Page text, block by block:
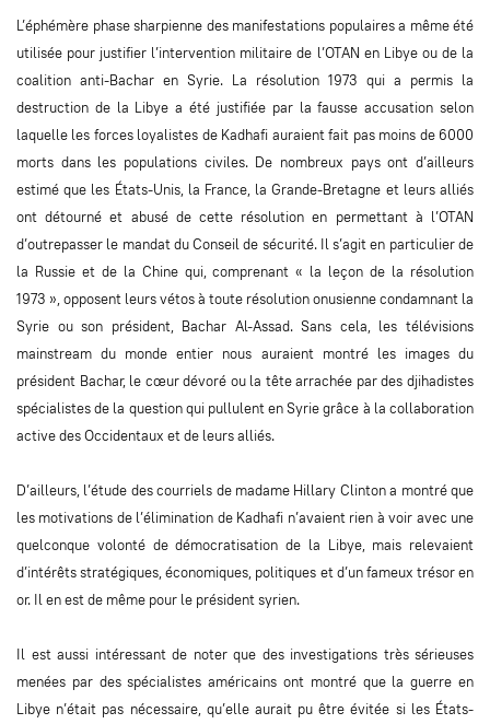
L’éphémère phase sharpienne des manifestations populaires a même été
utilisée pour justifier l’intervention militaire de l’OTAN en Libye ou de la
coalition anti-Bachar en Syrie. La résolution 1973 qui a permis la
destruction de la Libye a été justifiée par la fausse accusation selon
laquelle les forces loyalistes de Kadhafi auraient fait pas moins de 6000
morts dans les populations civiles. De nombreux pays ont d’ailleurs
estimé que les États-Unis, la France, la Grande-Bretagne et leurs alliés
ont détourné et abusé de cette résolution en permettant à l’OTAN
d’outrepasser le mandat du Conseil de sécurité. Il s’agit en particulier de
la Russie et de la Chine qui, comprenant « la leçon de la résolution
1973 », opposent leurs vétos à toute résolution onusienne condamnant la
Syrie ou son président, Bachar Al-Assad. Sans cela, les télévisions
mainstream du monde entier nous auraient montré les images du
président Bachar, le cœur dévoré ou la tête arrachée par des djihadistes
spécialistes de la question qui pullulent en Syrie grâce à la collaboration
active des Occidentaux et de leurs alliés.
D’ailleurs, l’étude des courriels de madame Hillary Clinton a montré que
les motivations de l’élimination de Kadhafi n’avaient rien à voir avec une
quelconque volonté de démocratisation de la Libye, mais relevaient
d’intérêts stratégiques, économiques, politiques et d’un fameux trésor en
or. Il en est de même pour le président syrien.
Il est aussi intéressant de noter que des investigations très sérieuses
menées par des spécialistes américains ont montré que la guerre en
Libye n’était pas nécessaire, qu’elle aurait pu être évitée si les États-